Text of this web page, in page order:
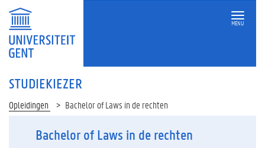
MENU
STUDIEKIEZER
Opleidingen Bachelor of Laws in de rechten
Bachelor of Laws in de rechten